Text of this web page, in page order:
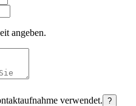
angeben.
verwendet. ?